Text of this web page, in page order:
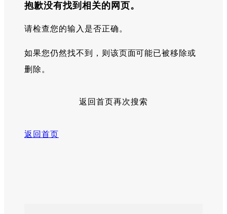
抱歉没有找到相关的网页。
请检查您的输入是否正确。
如果您仍然找不到，则该页面可能已被移除或
删除。
返回首页再次搜索
返回首页